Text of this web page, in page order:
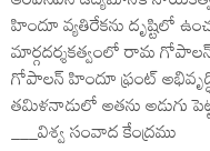
హిందూ వ్యతిరేకను దృష్టిలో
మార్గదర్శకత్వంలో రామ
గోపాలన్ హిందూ ఫ్రంట్
తమిళనాడులో అతను అడుగు
___విశ్వ సంవాద కేంద్రము